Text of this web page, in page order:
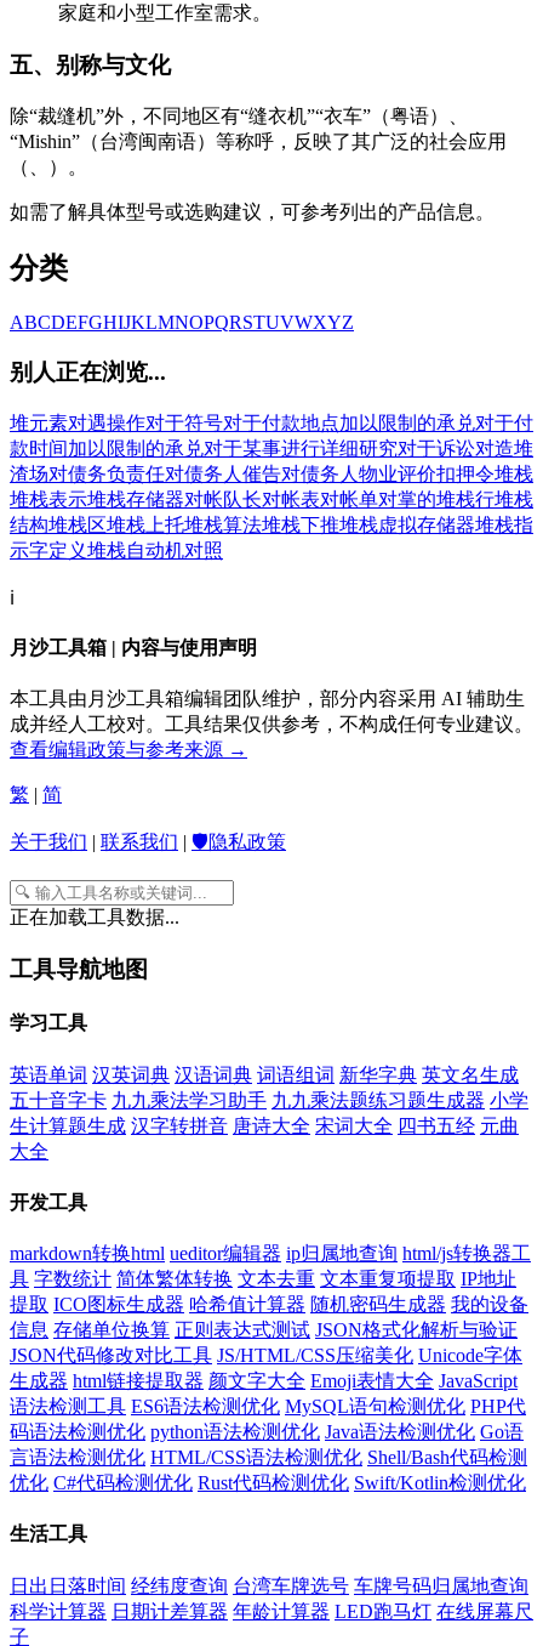
家庭和小型工作室需求。
五、别称与文化
除“裁缝机”外，不同地区有“缝衣机”“衣车”（粤语）、
“Mishin”（台湾闽南语）等称呼，反映了其广泛的社会应用
（、）。
如需了解具体型号或选购建议，可参考列出的产品信息。
分类
ABCDEFGHIJKLMNOPQRSTUVWXYZ
别人正在浏览...
堆元素对遇操作对于符号对于付款地点加以限制的承兑对于付
款时间加以限制的承兑对于某事进行详细研究对于诉讼对造堆
渣场对债务负责任对债务人催告对债务人物业评价扣押令堆栈
堆栈表示堆栈存储器对帐队长对帐表对帐单对掌的堆栈行堆栈
结构堆栈区堆栈上托堆栈算法堆栈下推堆栈虚拟存储器堆栈指
示字定义堆栈自动机对照
ℹ️
月沙工具箱 | 内容与使用声明
本工具由月沙工具箱编辑团队维护，部分内容采用 AI 辅助生
成并经人工校对。工具结果仅供参考，不构成任何专业建议。
查看编辑政策与参考来源 →
繁 | 简
关于我们 | 联系我们 | 🛡️隐私政策
正在加载工具数据...
工具导航地图
学习工具
英语单词 汉英词典 汉语词典 词语组词 新华字典 英文名生成
五十音字卡 九九乘法学习助手 九九乘法题练习题生成器 小学
生计算题生成 汉字转拼音 唐诗大全 宋词大全 四书五经 元曲
大全
开发工具
markdown转换html ueditor编辑器 ip归属地查询 html/js转换器工
具 字数统计 简体繁体转换 文本去重 文本重复项提取 IP地址
提取 ICO图标生成器 哈希值计算器 随机密码生成器 我的设备
信息 存储单位换算 正则表达式测试 JSON格式化解析与验证
JSON代码修改对比工具 JS/HTML/CSS压缩美化 Unicode字体
生成器 html链接提取器 颜文字大全 Emoji表情大全 JavaScript
语法检测工具 ES6语法检测优化 MySQL语句检测优化 PHP代
码语法检测优化 python语法检测优化 Java语法检测优化 Go语
言语法检测优化 HTML/CSS语法检测优化 Shell/Bash代码检测
优化 C#代码检测优化 Rust代码检测优化 Swift/Kotlin检测优化
生活工具
日出日落时间 经纬度查询 台湾车牌选号 车牌号码归属地查询
科学计算器 日期计差算器 年龄计算器 LED跑马灯 在线屏幕尺
子